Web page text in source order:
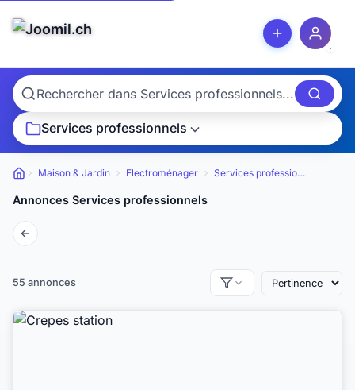
Services professionnels
Petites annonces
Maison & Jardin Electroménager Services professionnels
Annonces Services professionnels
55 annonces